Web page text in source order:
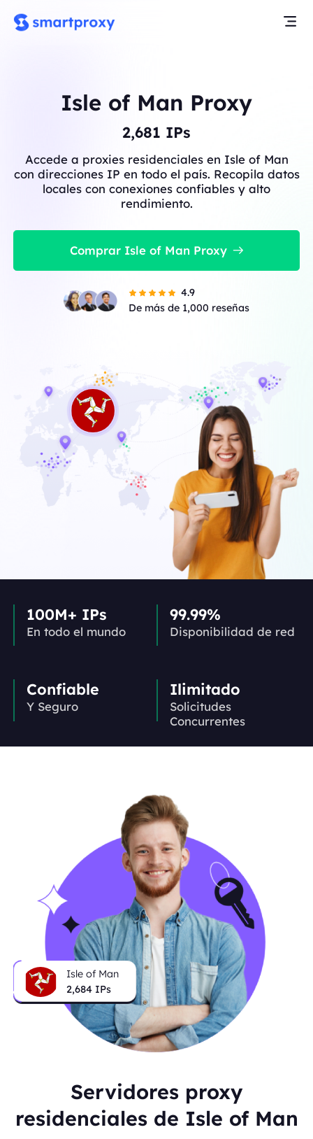
Isle of Man Proxy
2,684 IPs
Accede a proxies residenciales en Isle of Man
con direcciones IP en todo el país. Recopila datos
locales con conexiones confiables y alto
rendimiento.
Comprar Isle of Man Proxy
4.9
De más de 1,000 reseñas
100M+ IPs
En todo el mundo
99.99%
Disponibilidad de red
Confiable
Y Seguro
Ilimitado
Solicitudes
Concurrentes
Isle of Man
2,684 IPs
Servidores proxy
residenciales de Isle of Man